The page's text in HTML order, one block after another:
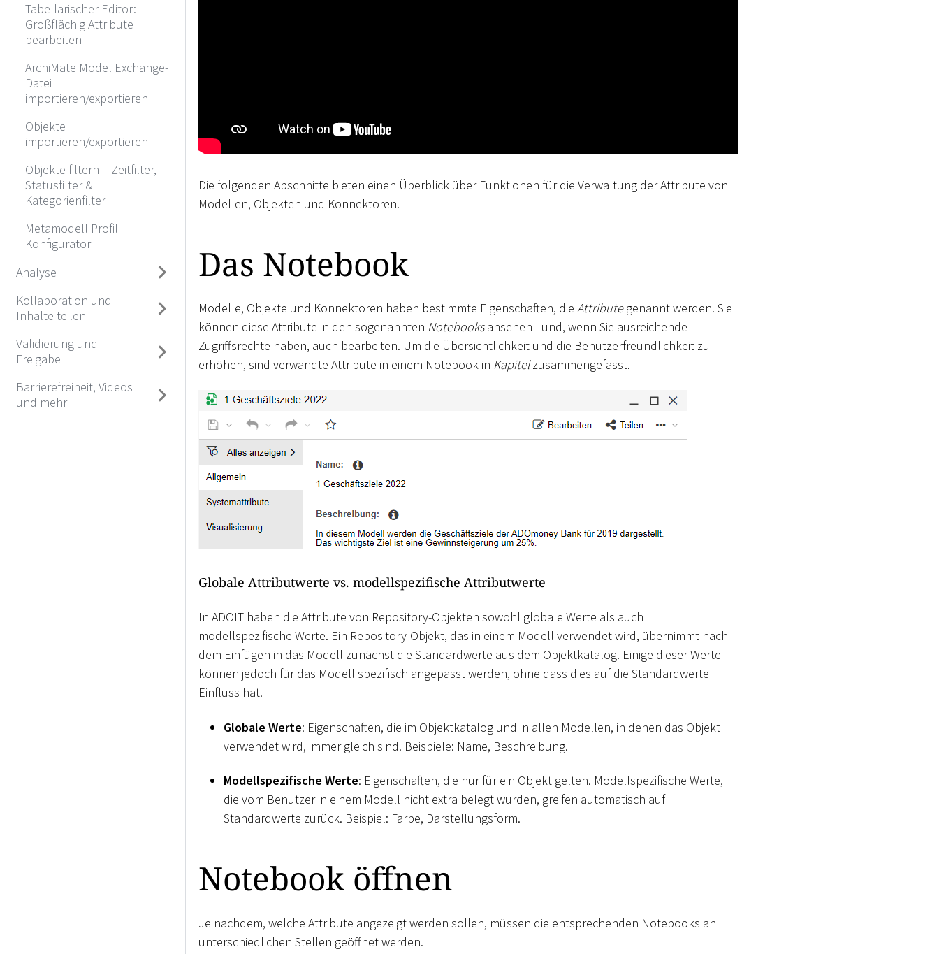
Tabellarischer Editor:
Großflächig Attribute
bearbeiten
ArchiMate Model Exchange-
Datei
importieren/exportieren
Objekte
importieren/exportieren
Objekte filtern – Zeitfilter,
Statusfilter &
Kategorienfilter
Metamodell Profil
Konfigurator
Analyse
Kollaboration und
Inhalte teilen
Validierung und
Freigabe
Barrierefreiheit, Videos
und mehr
Die folgenden Abschnitte bieten einen Überblick über Funktionen für die Verwaltung der Attribute von
Modellen, Objekten und Konnektoren.
Das Notebook
Modelle, Objekte und Konnektoren haben bestimmte Eigenschaften, die Attributegenannt werden. Sie
können diese Attribute in den sogenannten Notebooksansehen - und, wenn Sie ausreichende
Zugriffsrechte haben, auch bearbeiten. Um die Übersichtlichkeit und die Benutzerfreundlichkeit zu
erhöhen, sind verwandte Attribute in einem Notebook in Kapitelzusammengefasst.
Globale Attributwerte vs. modellspezifische Attributwerte
In ADOIT haben die Attribute von Repository-Objekten sowohl globale Werte als auch
modellspezifische Werte. Ein Repository-Objekt, das in einem Modell verwendet wird, übernimmt nach
dem Einfügen in das Modell zunächst die Standardwerte aus dem Objektkatalog. Einige dieser Werte
können jedoch für das Modell spezifisch angepasst werden, ohne dass dies auf die Standardwerte
Einfluss hat.
Globale Werte: Eigenschaften, die im Objektkatalog und in allen Modellen, in denen das Objekt
verwendet wird, immer gleich sind. Beispiele: Name, Beschreibung.
Modellspezifische Werte: Eigenschaften, die nur für ein Objekt gelten. Modellspezifische Werte,
die vom Benutzer in einem Modell nicht extra belegt wurden, greifen automatisch auf
Standardwerte zurück. Beispiel: Farbe, Darstellungsform.
Notebook öffnen
Je nachdem, welche Attribute angezeigt werden sollen, müssen die entsprechenden Notebooks an
unterschiedlichen Stellen geöffnet werden.